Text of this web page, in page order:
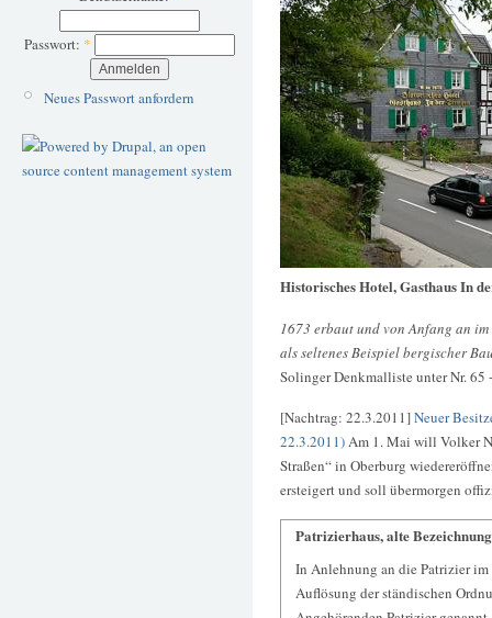
Passwort: *
Neues Passwort anfordern
Historisches Hotel, Gasthaus In
1673 erbaut und von Anfang an
als seltenes Beispiel bergischer
Solinger Denkmalliste unter Nr. 65
[Nachtrag: 22.3.2011]Neuer
22.3.2011)Am 1. Mai will Volker
Straßen“ in Oberburg
ersteigert und soll übermorgen
Patrizierhaus, alte
In Anlehnung an die Patrizier
Auflösung der ständischen